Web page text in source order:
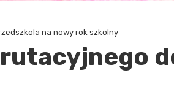
na nowy rok szkolny